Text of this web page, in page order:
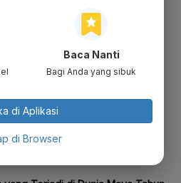
Sosial (Medsos)
Digital Kominfo 2022
Baca Nanti
Bagi Anda yang sibuk
di Aplikasi
di Browser